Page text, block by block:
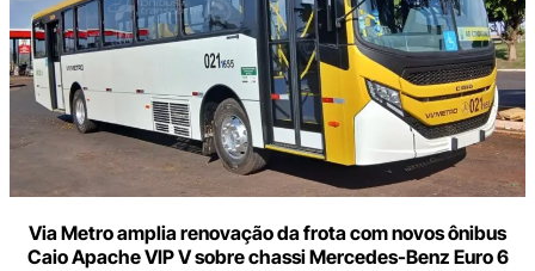
Via Metro amplia renovação da frota com novos ônibus
Caio Apache VIP V sobre chassi Mercedes-Benz Euro 6